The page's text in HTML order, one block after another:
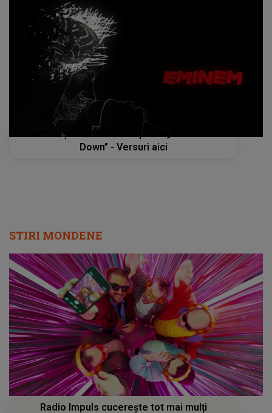
Eminem și P!nk au lansat piesa „Won´t Back
Down” - Versuri aici
STIRI MONDENE
Radio Impuls cucerește tot mai mulți